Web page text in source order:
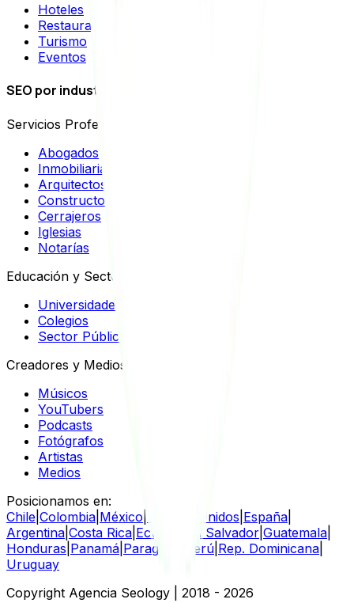
Hoteles
Restaurantes
Turismo
Eventos
SEO por industrias
Servicios Profesionales
Abogados
Inmobiliarias
Arquitectos
Constructoras
Cerrajeros
Iglesias
Notarías
Educación y Sector Público
Universidades
Colegios
Sector Público
Creadores y Medios
Músicos
YouTubers
Podcasts
Fotógrafos
Artistas
Medios
Posicionamos en:
Chile Colombia México| Estados Unidos España
Argentina Costa Rica Ecuador El Salvador Guatemala
Honduras Panamá Paraguay Perú Rep. Dominicana
Uruguay
Copyright Agencia Seology | 2018 - 2026